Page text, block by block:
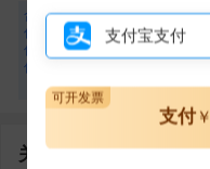
合
作
伙
伴
安 安红
合作1次
关联企业
支付宝支付
支付￥
可开发票